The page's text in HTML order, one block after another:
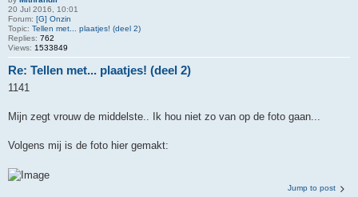
20 Jul 2016, 10:01
Forum: [G] Onzin
Topic: Tellen met... plaatjes! (deel 2)
Replies: 762
Views: 1533849
Re: Tellen met... plaatjes! (deel 2)
1141
Mijn zegt vrouw de middelste.. Ik hou niet zo van op de foto gaan...
Volgens mij is de foto hier gemakt:
Jump to post